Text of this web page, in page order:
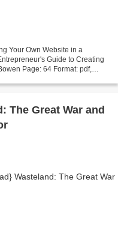
Your Own Website in a
Guide to Creating
Page: 64 Format: pdf,
The Great War and